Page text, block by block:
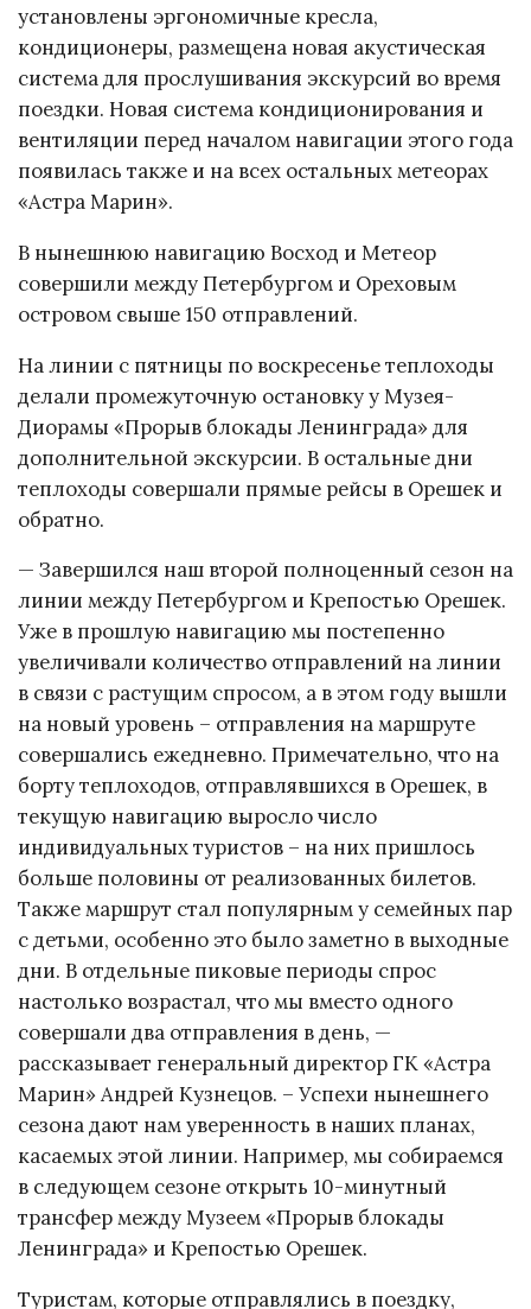
установлены эргономичные кресла,
кондиционеры, размещена новая акустическая
система для прослушивания экскурсий во время
поездки. Новая система кондиционирования и
вентиляции перед началом навигации этого года
появилась также и на всех остальных метеорах
«Астра Марин».
В нынешнюю навигацию Восход и Метеор
совершили между Петербургом и Ореховым
островом свыше 150 отправлений.
На линии с пятницы по воскресенье теплоходы
делали промежуточную остановку у Музея-
Диорамы «Прорыв блокады Ленинграда» для
дополнительной экскурсии. В остальные дни
теплоходы совершали прямые рейсы в Орешек и
обратно.
— Завершился наш второй полноценный сезон на
линии между Петербургом и Крепостью Орешек.
Уже в прошлую навигацию мы постепенно
увеличивали количество отправлений на линии
в связи с растущим спросом, а в этом году вышли
на новый уровень – отправления на маршруте
совершались ежедневно. Примечательно, что на
борту теплоходов, отправлявшихся в Орешек, в
текущую навигацию выросло число
индивидуальных туристов – на них пришлось
больше половины от реализованных билетов.
Также маршрут стал популярным у семейных пар
с детьми, особенно это было заметно в выходные
дни. В отдельные пиковые периоды спрос
настолько возрастал, что мы вместо одного
совершали два отправления в день, —
рассказывает генеральный директор ГК «Астра
Марин» Андрей Кузнецов. – Успехи нынешнего
сезона дают нам уверенность в наших планах,
касаемых этой линии. Например, мы собираемся
в следующем сезоне открыть 10-минутный
трансфер между Музеем «Прорыв блокады
Ленинграда» и Крепостью Орешек.
Туристам, которые отправлялись в поездку,